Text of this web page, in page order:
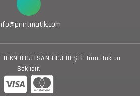
SAN.TİC.LTD.ŞTİ. Tüm Hakları
Saklıdır.